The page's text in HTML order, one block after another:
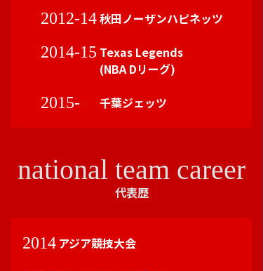
2012-14秋田ノーザンハピネッツ
2014-15 Texas Legends
(NBA Dリーグ)
2015- 千葉ジェッツ
national team career
代表歴
2014 アジア競技大会